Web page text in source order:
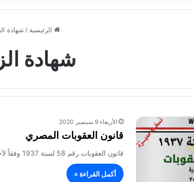
الرئيسية / شهادة
شهادة
الأربعاء 9 سبتمبر 2020
قانون العقوبات المصري
قانون العقوبات رقم 58 لسنة 1937 وفقاً لآخر التعديلات الصادرة بالقانون رقم 21 لسنة 2018 نحن فاروق الأول ملك مصر…
أكمل القراءة »